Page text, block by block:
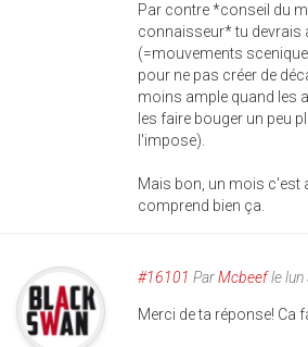
Par contre *conseil du
connaisseur* tu devrais
(=mouvements
pour ne pas créer de
moins ample quand les
les faire bouger un peu
l'impose).
Mais bon, un mois c'est
comprend bien ça.
#16101 ParMcbeefle lun
Merci de ta réponse! Ca